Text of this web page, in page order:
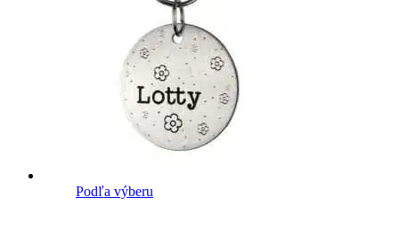
Podľa výberu